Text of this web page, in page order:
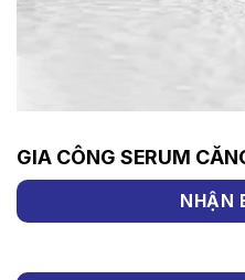
GIA CÔNG SERUM
NHẬN